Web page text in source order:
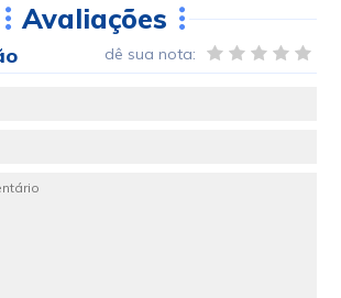
Avaliações
dê sua nota: